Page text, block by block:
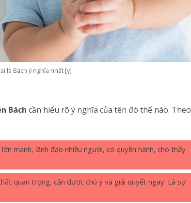
là Bách ý nghĩa nhất [y]
Bách cần hiểu rõ ý nghĩa của tên đó thế nào. Theo
mạnh, lãnh đạo nhiều người, có quyền hành, cho thấy
quan trọng, cần được chú ý và giải quyết ngay. Là sự